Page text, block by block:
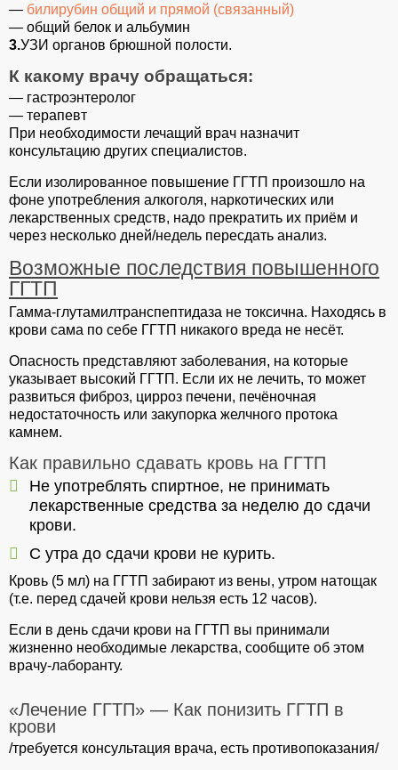
— билирубин общий и прямой (связанный)
— общий белок и альбумин
3.УЗИ органов брюшной полости.
К какому врачу обращаться:
— гастроэнтеролог
— терапевт
При необходимости лечащий врач назначит
консультацию других специалистов.
Если изолированное повышение ГГТП произошло на
фоне употребления алкоголя, наркотических или
лекарственных средств, надо прекратить их приём и
через несколько дней/недель пересдать анализ.
Возможные последствия повышенного
ГГТП
Гамма-глутамилтранспептидаза не токсична. Находясь в
крови сама по себе ГГТП никакого вреда не несёт.
Опасность представляют заболевания, на которые
указывает высокий ГГТП. Если их не лечить, то может
развиться фиброз, цирроз печени, печёночная
недостаточность или закупорка желчного протока
камнем.
Как правильно сдавать кровь на ГГТП
Не употреблять спиртное, не принимать
лекарственные средства за неделю до сдачи
крови.
С утра до сдачи крови не курить.
Кровь (5 мл) на ГГТП забирают из вены, утром натощак
(т.е. перед сдачей крови нельзя есть 12 часов).
Если в день сдачи крови на ГГТП вы принимали
жизненно необходимые лекарства, сообщите об этом
врачу-лаборанту.
«Лечение ГГТП» — Как понизить ГГТП в
крови
/требуется консультация врача, есть противопоказания/